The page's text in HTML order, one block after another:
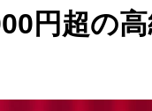
円超の